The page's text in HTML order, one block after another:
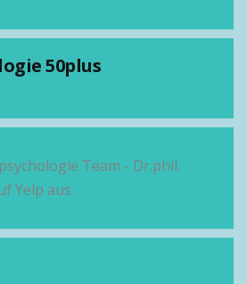
50plus
Team - Dr.phil.
Yelp aus